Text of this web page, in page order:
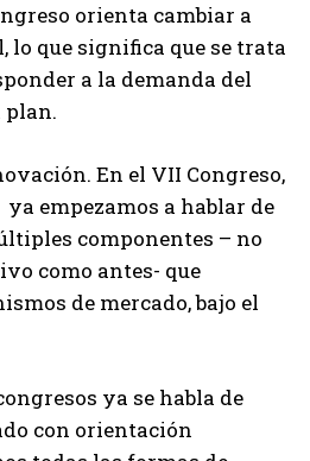
orienta cambiar a
lo que significa que se trata
a la demanda del
plan.
En el VII Congreso,
empezamos a hablar de
componentes – no
como antes- que
de mercado, bajo el
ya se habla de
con orientación